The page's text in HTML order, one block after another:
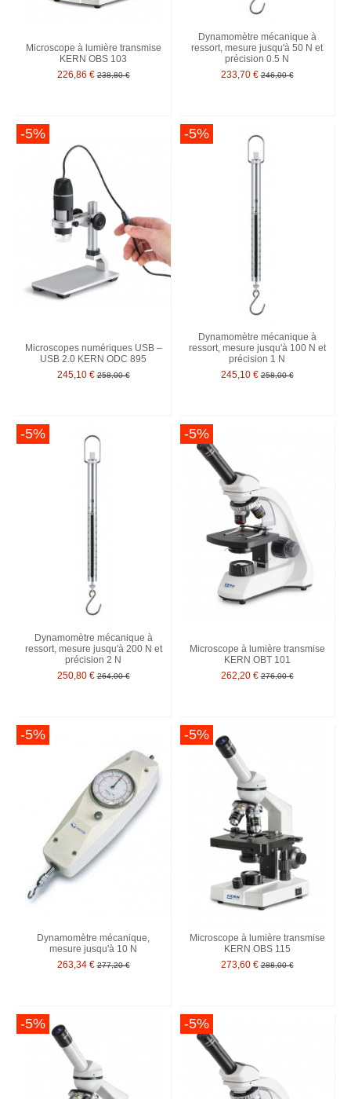
Microscope à lumière transmise
KERN OBS 103
226,86 € 238,80 €
Dynamomètre mécanique à
ressort, mesure jusqu'à 50 N et
précision 0.5 N
233,70 € 246,00 €
-5%
Microscopes numériques USB –
USB 2.0 KERN ODC 895
245,10 € 258,00 €
-5%
Dynamomètre mécanique à
ressort, mesure jusqu'à 100 N et
précision 1 N
245,10 € 258,00 €
-5%
Dynamomètre mécanique à
ressort, mesure jusqu'à 200 N et
précision 2 N
250,80 € 264,00 €
-5%
Microscope à lumière transmise
KERN OBT 101
262,20 € 276,00 €
-5%
Dynamomètre mécanique,
mesure jusqu'à 10 N
263,34 € 277,20 €
-5%
Microscope à lumière transmise
KERN OBS 115
273,60 € 288,00 €
-5% -5%